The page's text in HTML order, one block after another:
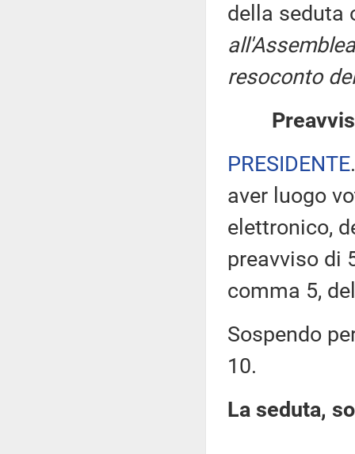
della seduta
resoconto
PRESIDENTE
aver luogo
elettronico,
preavviso di
comma 5,
Sospendo
10.
La seduta,